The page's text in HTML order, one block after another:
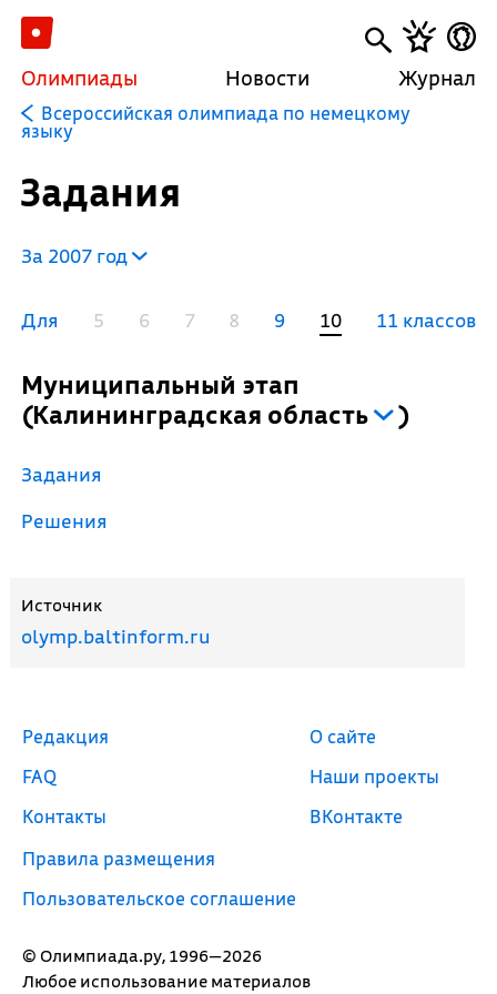
Олимпиады Новости Журнал
Всероссийская олимпиада по немецкому
языку
Задания
За 2007 год
Для 5 6 7 8 9 10 11 классов
Муниципальный этап
(Калининградская область )
Задания
Решения
Источник
olymp.baltinform.ru
© Олимпиада.ру, 1996—2026
Любое использование материалов
Редакция
FAQ
Контакты
Правила размещения
Пользовательское соглашение
О сайте
Наши проекты
ВКонтакте